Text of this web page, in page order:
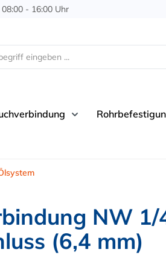
- 16:00 Uhr
NW
(6,4 mm)